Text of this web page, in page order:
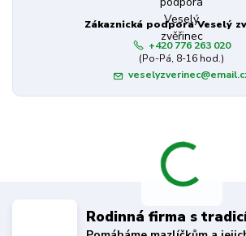
Zákaznická podpora Veselý
+420 776 263 020
(Po-Pá, 8-16 hod.)
Rodinná firma s